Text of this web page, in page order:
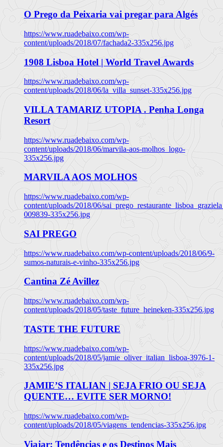
O Prego da Peixaria vai pregar para Algés
https://www.ruadebaixo.com/wp-
content/uploads/2018/07/fachada2-335x256.jpg
1908 Lisboa Hotel | World Travel Awards
https://www.ruadebaixo.com/wp-
content/uploads/2018/06/la_villa_sunset-335x256.jpg
VILLA TAMARIZ UTOPIA . Penha Longa
Resort
https://www.ruadebaixo.com/wp-
content/uploads/2018/06/marvila-aos-molhos_logo-
335x256.jpg
MARVILA AOS MOLHOS
https://www.ruadebaixo.com/wp-
content/uploads/2018/06/
009839-335x256.jpg
SAI PREGO
https://www.ruadebaixo.com/wp-content/uploads/2018/06/9-
sumos-naturais-e-vinho-335x256.jpg
Cantina Zé Avillez
https://www.ruadebaixo.com/wp-
content/uploads/2018/05/taste_future_heineken-335x256.jpg
TASTE THE FUTURE
https://www.ruadebaixo.com/wp-
content/uploads/2018/05/jamie_oliver_italian_lisboa-3976-1-
335x256.jpg
JAMIE’S ITALIAN | SEJA FRIO OU SEJA
QUENTE… EVITE SER MORNO!
https://www.ruadebaixo.com/wp-
content/uploads/2018/05/viagens_tendencias-335x256.jpg
Viajar: Tendências e os Destinos Mais